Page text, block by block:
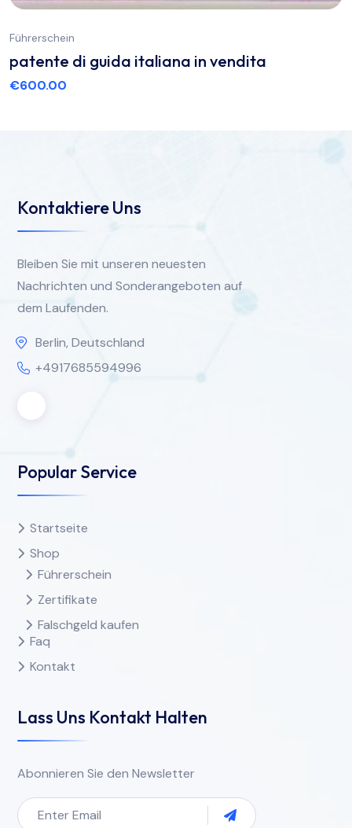
Führerschein
patente di guida italiana in vendita
€600.00
Kontaktiere Uns
Bleiben Sie mit unseren neuesten
Nachrichten und Sonderangeboten auf
dem Laufenden.
Berlin, Deutschland
+4917685594996
Popular Service
Startseite
Shop
Führerschein
Zertifikate
Falschgeld kaufen
Faq
Kontakt
Lass Uns Kontakt Halten
Abonnieren Sie den Newsletter